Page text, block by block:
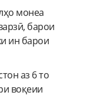
монеа
барои
ин барои
аз 6 то
воқеии